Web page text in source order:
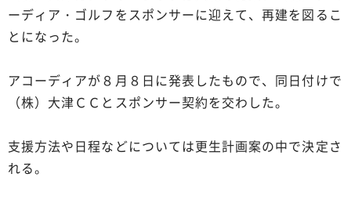
ーディア・ゴルフをスポンサーに迎えて、再建を図るこ
とになった。
アコーディアが８月８日に発表したもので、同日付けで
（株）大津ＣＣとスポンサー契約を交わした。
支援方法や日程などについては更生計画案の中で決定さ
れる。